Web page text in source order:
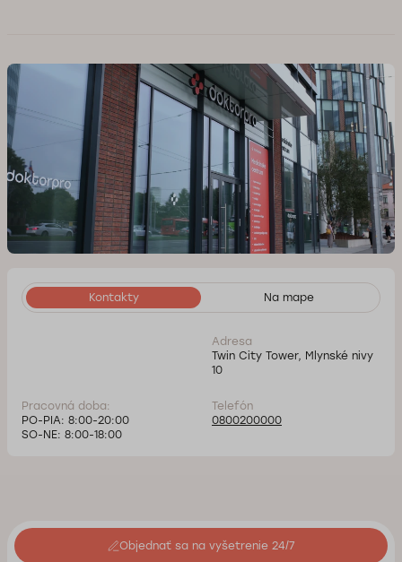
Kontakty Na mape
Adresa
Twin City Tower, Mlynské nivy
10
Telefón
0800200000
Pracovná doba:
PO-PIA: 8:00-20:00
SO-NE: 8:00-18:00
Objednať sa na vyšetrenie 24/7